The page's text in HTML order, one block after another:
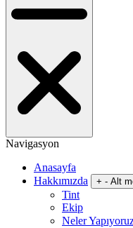
Navigasyon
Anasayfa
Hakkımızda
+ - Alt
Tint
Ekip
Neler